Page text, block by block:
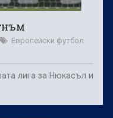
Европейски футбол
лига за Нюкасъл и